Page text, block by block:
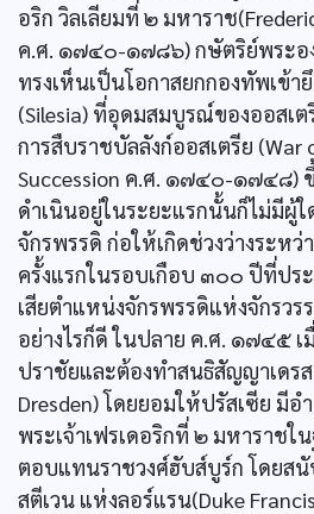
อริก วิลเลียมที่ ๒ มหาราช
ค.ศ. ๑๗๔๐-๑๗๘๖) กษัตริย์พระอ
ทรงเห็นเป็นโอกาสยกกองทัพเข้า
(Silesia) ที่อุดมสมบูรณ์ของออสเต
การสืบราชบัลลังก์ออสเตรีย (War
Succession ค.ศ. ๑๗๔๐-๑๗๔๘)
ดำเนินอยู่ในระยะแรกนั้นก็ไม่มีผู้ใ
จักรพรรดิ ก่อให้เกิดช่วงว่างระห
ครั้งแรกในรอบเกือบ ๓๐๐ ปีที่ปร
เสียตำแหน่งจักรพรรดิแห่งจักรว
อย่างไรก็ดี ในปลาย ค.ศ. ๑๗๔๕ เ
ปราชัยและต้องทำสนธิสัญญาเดร
Dresden) โดยยอมให้ปรัสเซีย มีอ
พระเจ้าเฟรเดอริกที่ ๒ มหาราชใ
ตอบแทนราชวงศ์ฮับส์บูร์ก โดยส
สตีเวน แห่งลอร์แรน(Duke